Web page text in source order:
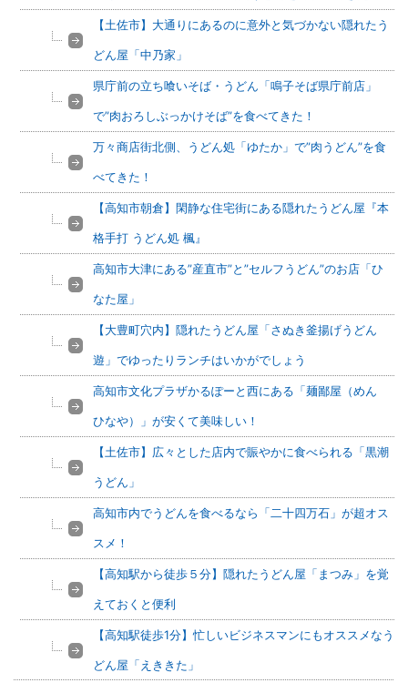
【土佐市】大通りにあるのに意外と気づかない隠れたう
どん屋「中乃家」
県庁前の立ち喰いそば・うどん「鳴子そば県庁前店」
で”肉おろしぶっかけそば”を食べてきた！
万々商店街北側、うどん処「ゆたか」で”肉うどん”を食
べてきた！
【高知市朝倉】閑静な住宅街にある隠れたうどん屋『本
格手打 うどん処 楓』
高知市大津にある”産直市”と”セルフうどん”のお店「ひ
なた屋」
【大豊町穴内】隠れたうどん屋「さぬき釜揚げうどん
遊」でゆったりランチはいかがでしょう
高知市文化プラザかるぽーと西にある「麺鄙屋（めん
ひなや）」が安くて美味しい！
【土佐市】広々とした店内で賑やかに食べられる「黒潮
うどん」
高知市内でうどんを食べるなら「二十四万石」が超オス
スメ！
【高知駅から徒歩５分】隠れたうどん屋「まつみ」を覚
えておくと便利
【高知駅徒歩1分】忙しいビジネスマンにもオススメなう
どん屋「えききた」